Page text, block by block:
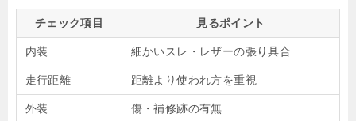
チェック項目 見るポイント
内装 細かいスレ・レザーの張り具合
走行距離 距離より使われ方を重視
外装 傷・補修跡の有無